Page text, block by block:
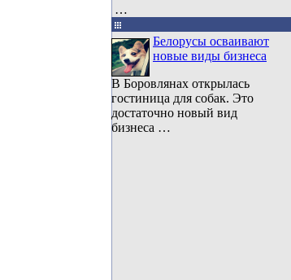
…
Белорусы осваивают
новые виды бизнеса
В Боровлянах открылась
гостиница для собак. Это
достаточно новый вид
бизнеса …